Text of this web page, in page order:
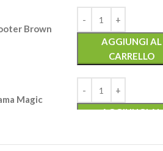
Brown
AGGIUNGI AL
CARRELLO
Magic
AGGIUNGI AL